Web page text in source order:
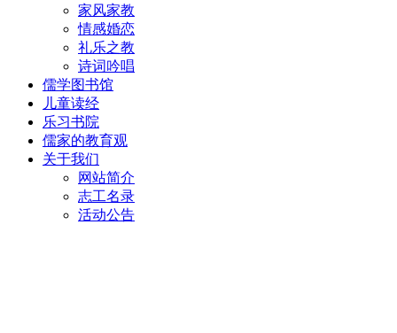
家风家教
情感婚恋
礼乐之教
诗词吟唱
儒学图书馆
儿童读经
乐习书院
儒家的教育观
关于我们
网站简介
志工名录
活动公告